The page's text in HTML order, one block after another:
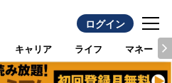
ログイン
キャリア ライフ マネー